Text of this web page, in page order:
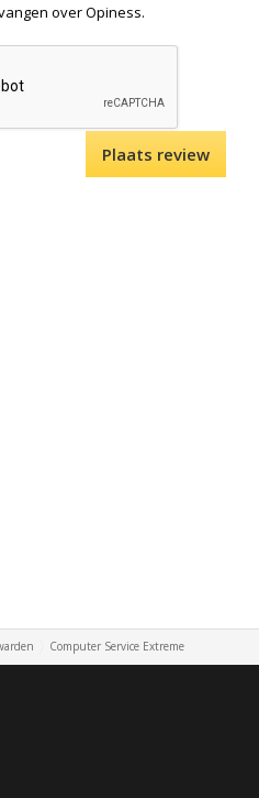
over Opiness.
Computer Service Extreme